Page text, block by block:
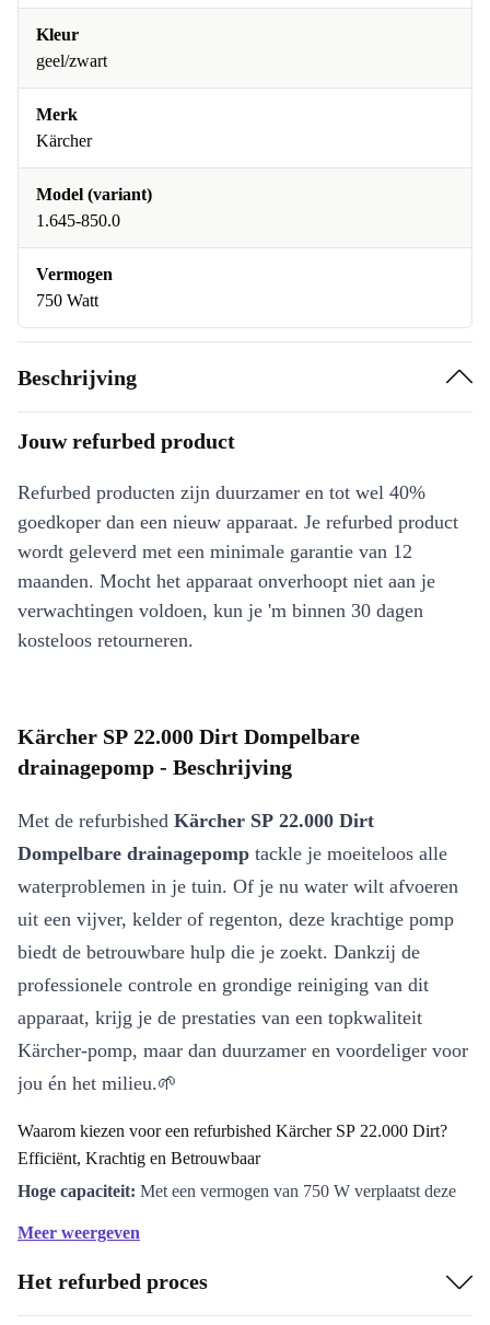
Kleur
geel/zwart
Merk
Kärcher
Model (variant)
1.645-850.0
Vermogen
750 Watt
Beschrijving
Jouw refurbed product
Refurbed producten zijn duurzamer en tot wel 40%
goedkoper dan een nieuw apparaat. Je refurbed product
wordt geleverd met een minimale garantie van 12
maanden. Mocht het apparaat onverhoopt niet aan je
verwachtingen voldoen, kun je 'm binnen 30 dagen
kosteloos retourneren.
Kärcher SP 22.000 Dirt Dompelbare
drainagepomp - Beschrijving
Met de refurbished Kärcher SP 22.000 Dirt
Dompelbare drainagepomp tackle je moeiteloos alle
waterproblemen in je tuin. Of je nu water wilt afvoeren
uit een vijver, kelder of regenton, deze krachtige pomp
biedt de betrouwbare hulp die je zoekt. Dankzij de
professionele controle en grondige reiniging van dit
apparaat, krijg je de prestaties van een topkwaliteit
Kärcher-pomp, maar dan duurzamer en voordeliger voor
jou én het milieu.🌱
Waarom kiezen voor een refurbished Kärcher SP 22.000 Dirt?
Efficiënt, Krachtig en Betrouwbaar
Hoge capaciteit: Met een vermogen van 750 W verplaatst deze
Lichtgewicht en handzaam:
Door het lage gewicht van slechts
6,5 kg verplaats je de pomp makkelijk waar je hem nodig hebt.
Meer weergeven
Het refurbed proces